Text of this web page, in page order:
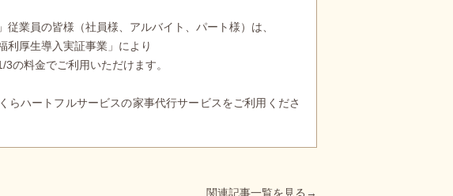
従業員の皆様（社員様、アルバイト、パート様）は、
利厚生導入実証事業」により
の料金でご利用いただけます。
らハートフルサービスの家事代行サービスをご利用くださ
関連記事一覧を見る→